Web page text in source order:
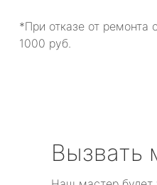
*При отказе от ремонта
1000 руб.
Вызвать